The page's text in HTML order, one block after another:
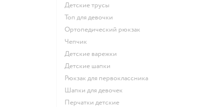
Детские трусы
Топ для девочки
Ортопедический рюкзак
Чепчик
Детские варежки
Детские шапки
Рюкзак для первоклассника
Шапки для девочек
Перчатки детские